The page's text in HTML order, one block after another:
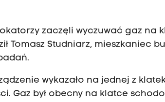
zaczęli wyczuwać gaz na
Tomasz Studniarz, mieszkaniec
wykazało na jednej z
Gaz był obecny na klatce